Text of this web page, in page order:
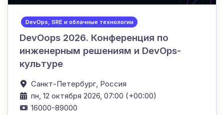
DevOps, SRE и облачные технологии
DevOops 2026. Конференция по
инженерным решениям и DevOps-
культуре
Санкт-Петербург, Россия
пн, 12 октября 2026, 07:00 (+00:00)
16000-89000